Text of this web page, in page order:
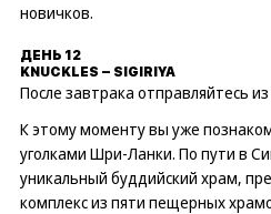
новичков.
ДЕНЬ 12
KNUCKLES – SIGIRIYA
После завтрака отправляйтесь
К этому моменту вы уже
уголками Шри-Ланки. По пути в
уникальный буддийский храм,
комплекс из пяти пещерных